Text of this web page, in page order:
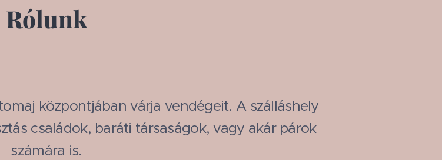
Rólunk
központjában várja vendégeit. A szálláshely
családok, baráti társaságok, vagy akár párok
számára is.